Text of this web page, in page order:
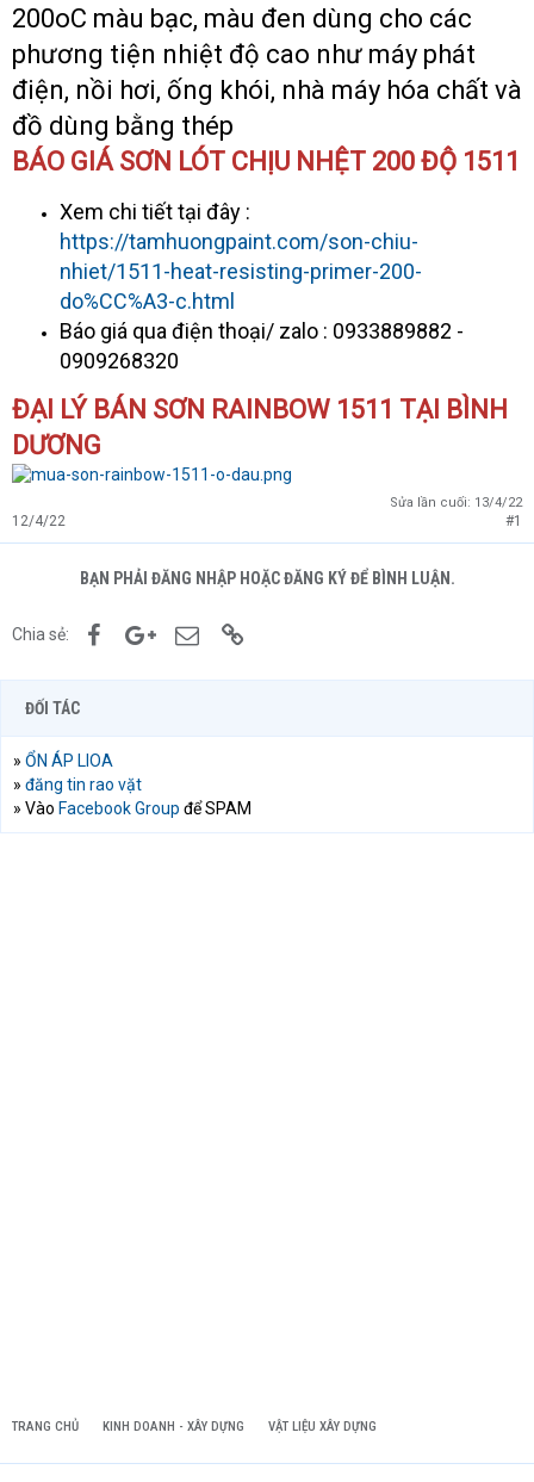
200oC màu bạc, màu đen dùng cho các
phương tiện nhiệt độ cao như máy phát
điện, nồi hơi, ống khói, nhà máy hóa chất và
đồ dùng bằng thép
BÁO GIÁ SƠN LÓT CHỊU NHỆT 200 ĐỘ 1511
Xem chi tiết tại đây :
https://tamhuongpaint.com/son-chiu-
nhiet/1511-heat-resisting-primer-200-
do%CC%A3-c.html
Báo giá qua điện thoại/ zalo : 0933889882 -
0909268320
ĐẠI LÝ BÁN SƠN RAINBOW 1511 TẠI BÌNH
DƯƠNG
Sửa lần cuối: 13/4/22
12/4/22 #1
BẠN PHẢI ĐĂNG NHẬP HOẶC ĐĂNG KÝ ĐỂ BÌNH LUẬN.
Chia sẻ: FacebookGoogle+Email
ĐỐI TÁC
» ỔN ÁP LIOA
» đăng tin rao vặt
» Vào Facebook Group để SPAM
TRANG CHỦ KINH DOANH - XÂY DỰNG VẬT LIỆU XÂY DỰNG